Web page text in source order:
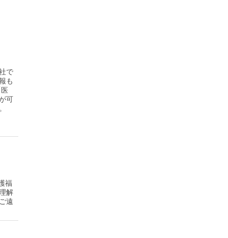
で
も
可
福
解
遠